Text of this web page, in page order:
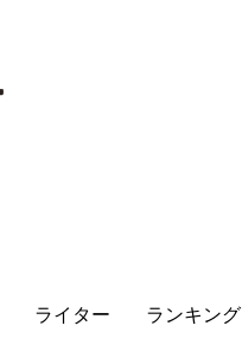
ライター ランキング